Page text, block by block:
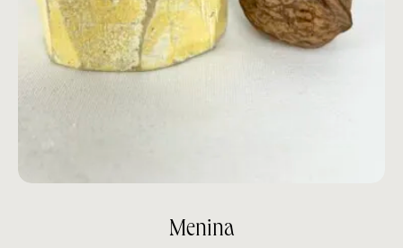
Menina